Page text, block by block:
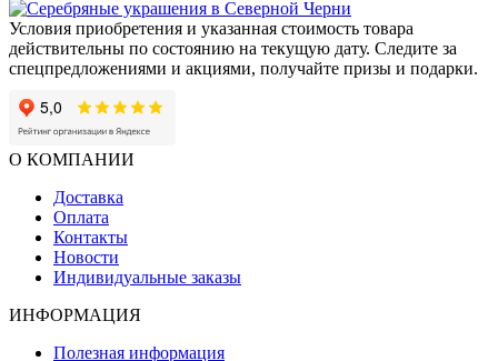
Условия приобретения и указанная стоимость товара
действительны по состоянию на текущую дату. Следите за
спецпредложениями и акциями, получайте призы и подарки.
О КОМПАНИИ
Доставка
Оплата
Контакты
Новости
Индивидуальные заказы
ИНФОРМАЦИЯ
Полезная информация